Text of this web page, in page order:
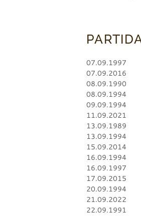
07.09.1997
07.09.2016
08.09.1990
08.09.1994
09.09.1994
11.09.2021
13.09.1989
13.09.1994
15.09.2014
16.09.1994
16.09.1997
17.09.2015
20.09.1994
21.09.2022
22.09.1991